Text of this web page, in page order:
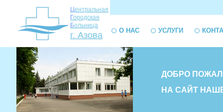
Центральная
Городская
Больница
г. Азова О НАС УСЛУГИ
ДОБРО
НА САЙТ